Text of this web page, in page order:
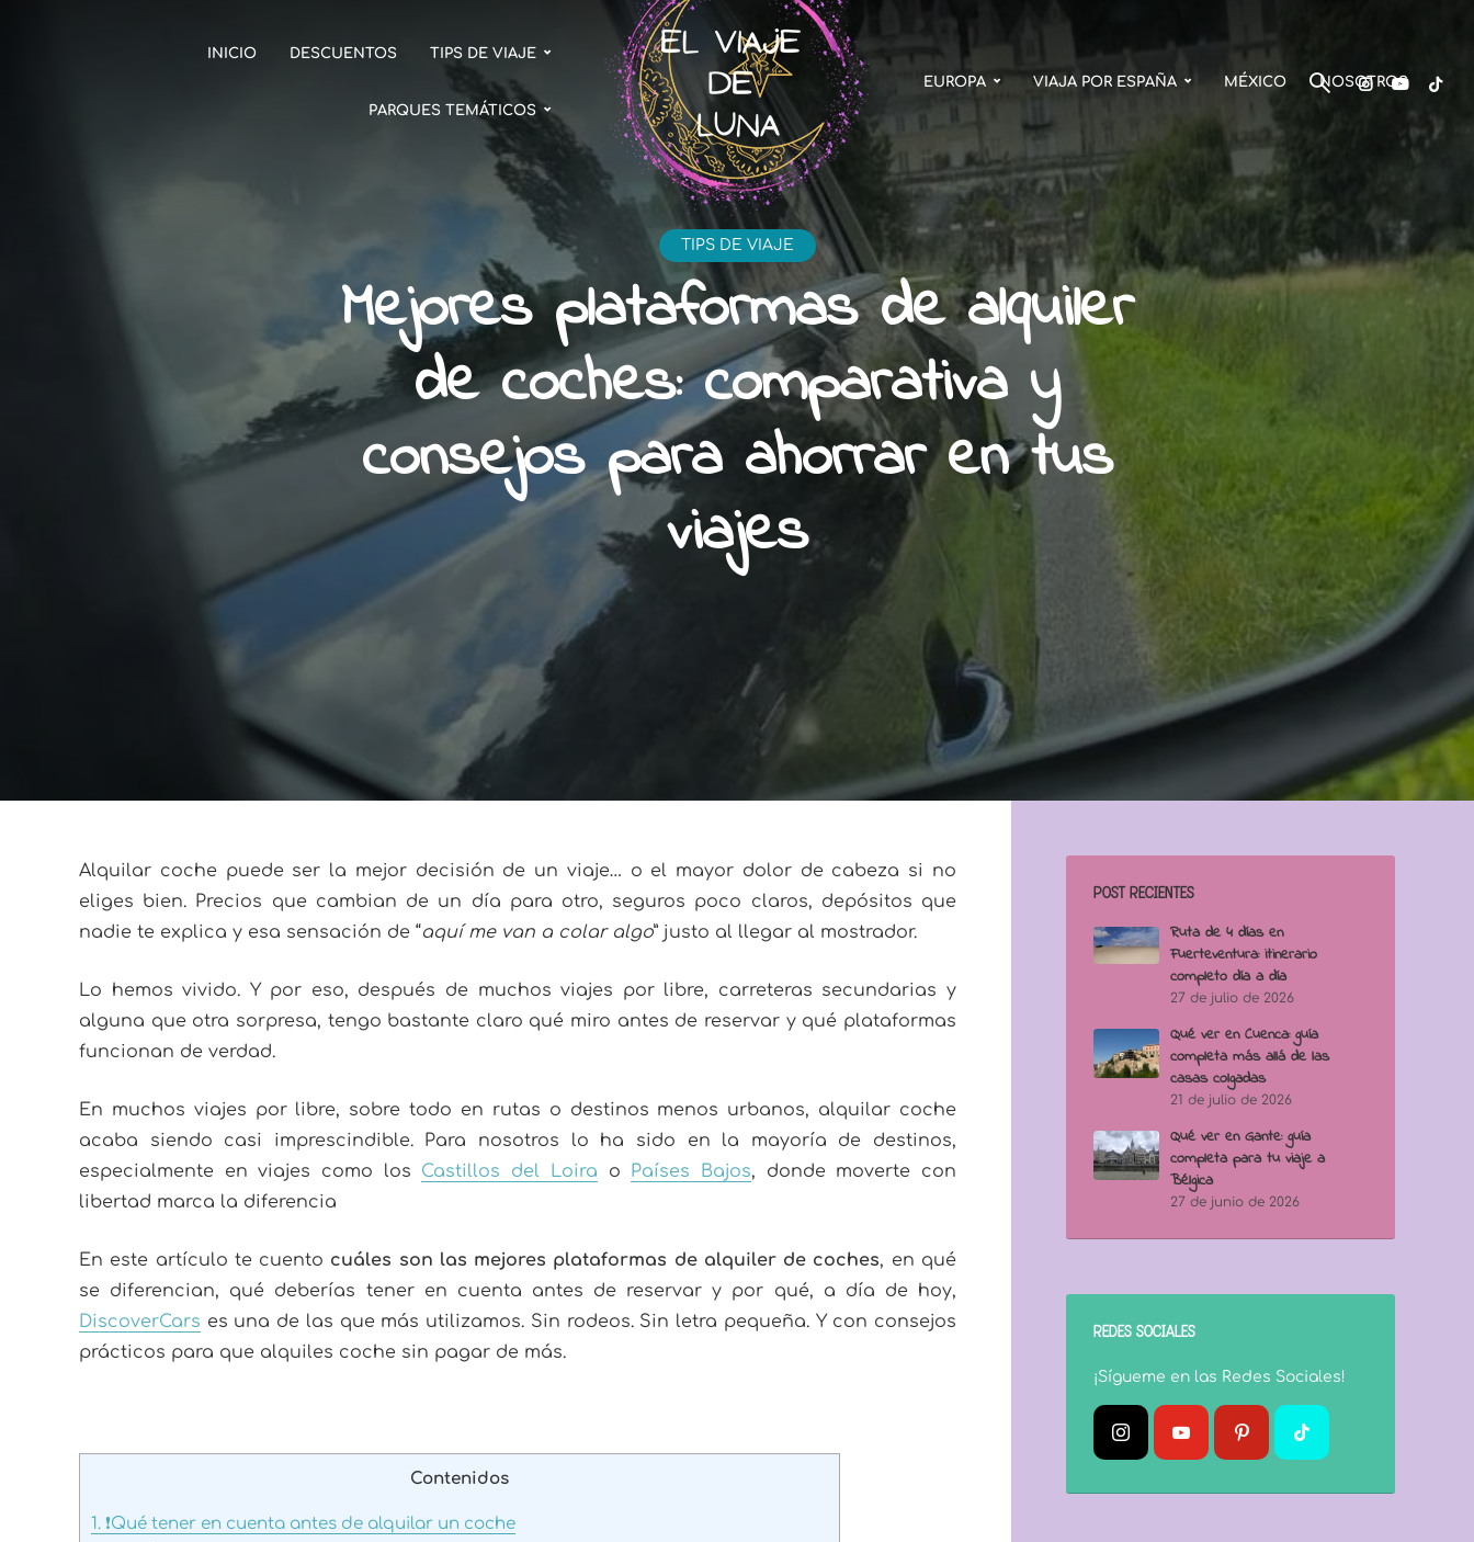
INICIO DESCUENTOS TIPS DE VIAJE
PARQUES TEMÁTICOS
EUROPA VIAJA POR ESPAÑA MÉXICO NOSOTROS
TIPS DE VIAJE
Mejores plataformas de alquiler
de coches: comparativa y
consejos para ahorrar en tus
viajes
Alquilar coche puede ser la mejor decisión de un viaje… o el mayor dolor de cabeza si no
eliges bien. Precios que cambian de un día para otro, seguros poco claros, depósitos que
nadie te explica y esa sensación de “aquí me van a colar algo” justo al llegar al mostrador.
Lo hemos vivido. Y por eso, después de muchos viajes por libre, carreteras secundarias y
alguna que otra sorpresa, tengo bastante claro qué miro antes de reservar y qué plataformas
funcionan de verdad.
En muchos viajes por libre, sobre todo en rutas o destinos menos urbanos, alquilar coche
acaba siendo casi imprescindible. Para nosotros lo ha sido en la mayoría de destinos,
especialmente en viajes como los Castillos del Loira o Países Bajos, donde moverte con
libertad marca la diferencia
En este artículo te cuento cuáles son las mejores plataformas de alquiler de coches, en qué
se diferencian, qué deberías tener en cuenta antes de reservar y por qué, a día de hoy,
DiscoverCars es una de las que más utilizamos. Sin rodeos. Sin letra pequeña. Y con consejos
prácticos para que alquiles coche sin pagar de más.
Contenidos
1. ❗Qué tener en cuenta antes de alquilar un coche
POST RECIENTES
Ruta de 4 días en
Fuerteventura: itinerario
completo día a día
27 de julio de 2026
Qué ver en Cuenca: guía
completa más allá de las
casas colgadas
21 de julio de 2026
Qué ver en Gante: guía
completa para tu viaje a
Bélgica
27 de junio de 2026
REDES SOCIALES
¡Sígueme en las Redes Sociales!